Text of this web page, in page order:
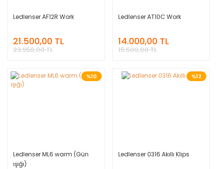
Ledlenser AF12R Work
21.500,00 TL
23.950,00 TL
Ledlenser AT10C Work
14.000,00 TL
15.500,00 TL
%10
Ledlenser ML6 warm (Gün
ışığı)
%12
Ledlenser 0316 Akıllı Klips